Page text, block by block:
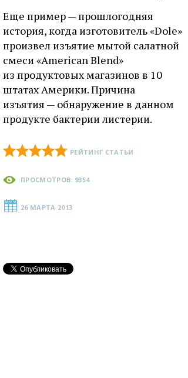
Еще пример — прошлогодняя
история, когда изготовитель «Dole»
произвел изъятие мытой салатной
смеси «American Blend»
из продуктовых магазинов в 10
штатах Америки. Причина
изъятия — обнаружение в данном
продукте бактерии листерии.
РЕЙТИНГ СТАТЬИ
ПРОСМОТРОВ: 9354
26 МАРТА 2013